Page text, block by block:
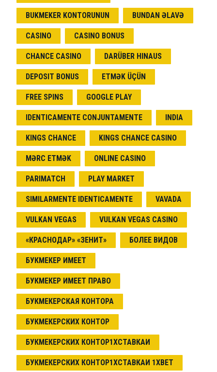
BUKMEKER KONTORUNUN BUNDAN ƏLAVƏ
CASINO CASINO BONUS
CHANCE CASINO DARÜBER HINAUS
DEPOSIT BONUS ETMƏK ÜÇÜN
FREE SPINS GOOGLE PLAY
IDENTICAMENTE CONJUNTAMENTE INDIA
KINGS CHANCE KINGS CHANCE CASINO
MƏRC ETMƏK ONLINE CASINO
PARIMATCH PLAY MARKET
SIMILARMENTE IDENTICAMENTE VAVADA
VULKAN VEGAS VULKAN VEGAS CASINO
«КРАСНОДАР» «ЗЕНИТ» БОЛЕЕ ВИДОВ
БУКМЕКЕР ИМЕЕТ
БУКМЕКЕР ИМЕЕТ ПРАВО
БУКМЕКЕРСКАЯ КОНТОРА
БУКМЕКЕРСКИХ КОНТОР
БУКМЕКЕРСКИХ КОНТОР1ХСТАВКАИ
БУКМЕКЕРСКИХ КОНТОР1ХСТАВКАИ 1XBET